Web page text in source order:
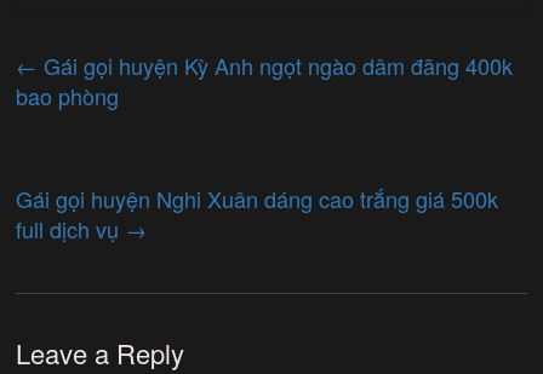
← Gái gọi huyện Kỳ Anh ngọt ngào dâm đãng 400k
bao phòng
Gái gọi huyện Nghi Xuân dáng cao trắng giá 500k
full dịch vụ →
Leave a Reply